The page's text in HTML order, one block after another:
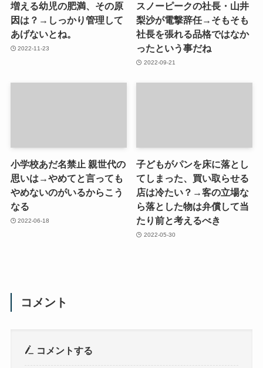
増える幼児の肥満、その原
因は？→しっかり管理して
あげないとね。
2022-11-23
スノーピークの社長・山井
梨沙が電撃辞任→そもそも
社長を張れる品格ではなか
ったという事だね
2022-09-21
小学校あだ名禁止 親世代の
思いは→やめてと言っても
やめないのがいるからこう
なる
2022-06-18
子どもがパンを床に落とし
てしまった、買い取らせる
店は冷たい？→客の立場な
ら落とした物は弁償して当
たり前と考えるべき
2022-05-30
コメント
コメントする